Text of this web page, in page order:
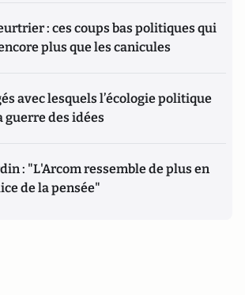
: ces coups bas politiques qui
plus que les canicules
avec lesquels l’écologie politique
des idées
: "L'Arcom ressemble de plus en
de la pensée"